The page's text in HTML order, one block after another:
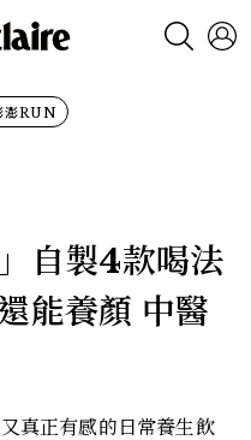
澎RUN
自製4款喝法
能養顏 中醫
真正有感的日常養生飲